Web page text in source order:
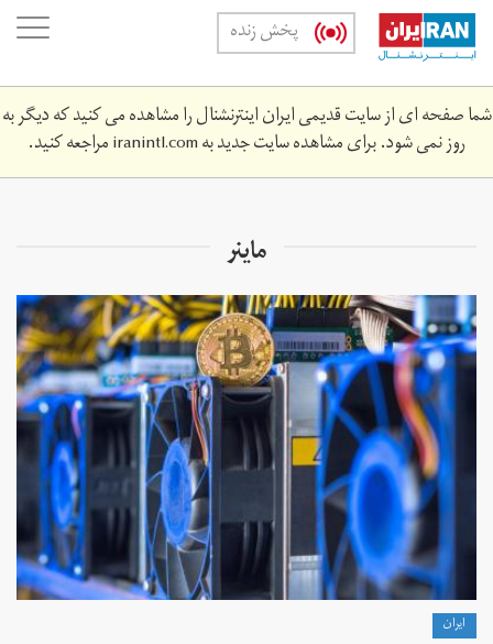
Skip
main
content
پخش زنده
شما صفحه ای از سایت قدیمی ایران اینترنشنال را مشاهده می کنید که دیگر به
روز نمی شود. برای مشاهده سایت جدید بهiranintl.comمراجعه کنید.
ماینر
ايران